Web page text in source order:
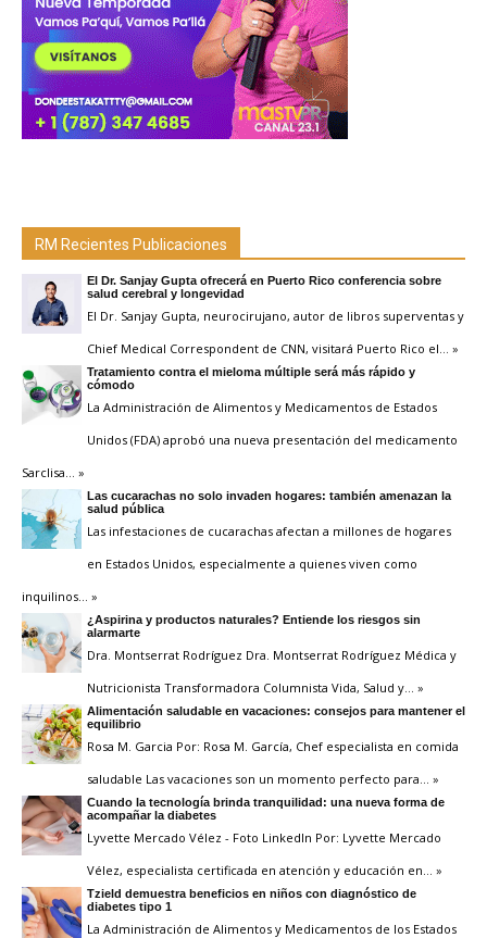
RM Recientes Publicaciones
El Dr. Sanjay Gupta ofrecerá en Puerto Rico conferencia sobre
salud cerebral y longevidad
El Dr. Sanjay Gupta, neurocirujano, autor de libros superventas y
Chief Medical Correspondent de CNN, visitará Puerto Rico el … »
Tratamiento contra el mieloma múltiple será más rápido y
cómodo
La Administración de Alimentos y Medicamentos de Estados
Unidos (FDA) aprobó una nueva presentación del medicamento
Sarclisa … »
Las cucarachas no solo invaden hogares: también amenazan la
salud pública
Las infestaciones de cucarachas afectan a millones de hogares
en Estados Unidos, especialmente a quienes viven como
inquilinos … »
¿Aspirina y productos naturales? Entiende los riesgos sin
alarmarte
Dra. Montserrat Rodríguez Dra. Montserrat Rodríguez Médica y
Nutricionista Transformadora Columnista Vida, Salud y … »
Alimentación saludable en vacaciones: consejos para mantener el
equilibrio
Rosa M. Garcia Por: Rosa M. García, Chef especialista en comida
saludable Las vacaciones son un momento perfecto para … »
Cuando la tecnología brinda tranquilidad: una nueva forma de
acompañar la diabetes
Lyvette Mercado Vélez - Foto LinkedIn Por: Lyvette Mercado
Vélez, especialista certificada en atención y educación en … »
Tzield demuestra beneficios en niños con diagnóstico de
diabetes tipo 1
La Administración de Alimentos y Medicamentos de los Estados